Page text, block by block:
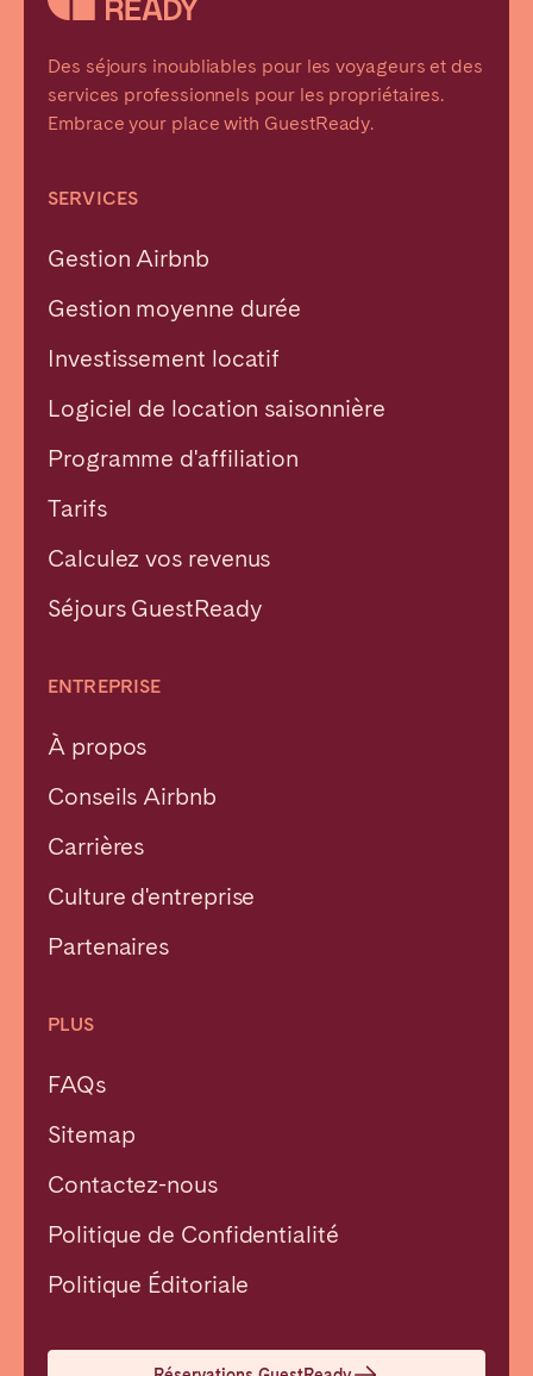
Des séjours inoubliables pour les voyageurs et des
services professionnels pour les propriétaires.
Embrace your place with GuestReady.
SERVICES
Gestion Airbnb
Gestion moyenne durée
Investissement locatif
Logiciel de location saisonnière
Programme d'affiliation
Tarifs
Calculez vos revenus
Séjours GuestReady
ENTREPRISE
À propos
Conseils Airbnb
Carrières
Culture d'entreprise
Partenaires
PLUS
FAQs
Sitemap
Contactez-nous
Politique de Confidentialité
Politique Éditoriale
Choisir la langue